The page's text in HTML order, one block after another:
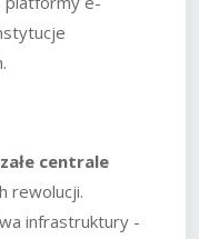
centrale
rewolucji.
infrastruktury -